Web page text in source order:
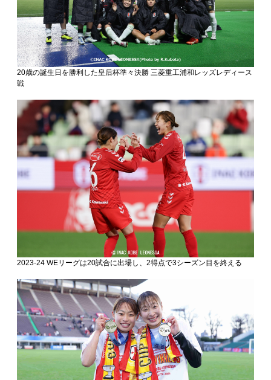
20歳の誕生日を勝利した皇后杯準々決勝 三菱重工浦和レッズレディース
戦
2023-24 WEリーグは20試合に出場し、2得点で3シーズン目を終える